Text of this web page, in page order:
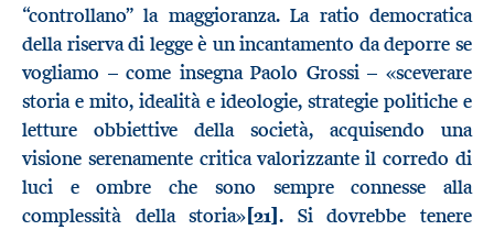
“controllano” la maggioranza. La ratio democratica
della riserva di legge è un incantamento da deporre se
vogliamo – come insegna Paolo Grossi – «sceverare
storia e mito, idealità e ideologie, strategie politiche e
letture obbiettive della società, acquisendo una
visione serenamente critica valorizzante il corredo di
luci e ombre che sono sempre connesse alla
complessità della storia»[21]. Si dovrebbe tenere